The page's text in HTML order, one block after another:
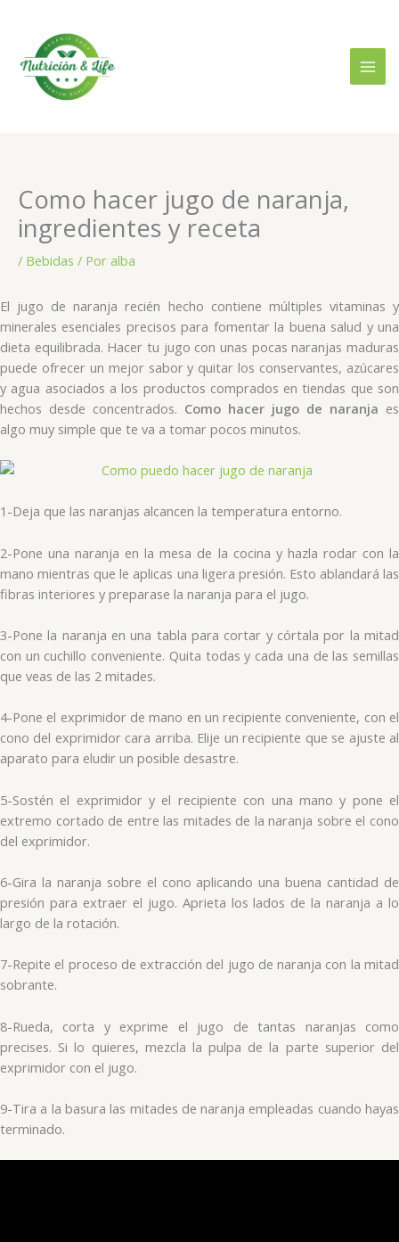
contenido
Como hacer jugo de naranja,
ingredientes y receta
/ Bebidas / Por alba
El jugo de naranja recién hecho contiene múltiples vitaminas y
minerales esenciales precisos para fomentar la buena salud y una
dieta equilibrada. Hacer tu jugo con unas pocas naranjas maduras
puede ofrecer un mejor sabor y quitar los conservantes, azúcares
y agua asociados a los productos comprados en tiendas que son
hechos desde concentrados. Como hacer jugo de naranja es
algo muy simple que te va a tomar pocos minutos.
1-Deja que las naranjas alcancen la temperatura entorno.
2-Pone una naranja en la mesa de la cocina y hazla rodar con la
mano mientras que le aplicas una ligera presión. Esto ablandará las
fibras interiores y preparase la naranja para el jugo.
3-Pone la naranja en una tabla para cortar y córtala por la mitad
con un cuchillo conveniente. Quita todas y cada una de las semillas
que veas de las 2 mitades.
4-Pone el exprimidor de mano en un recipiente conveniente, con el
cono del exprimidor cara arriba. Elije un recipiente que se ajuste al
aparato para eludir un posible desastre.
5-Sostén el exprimidor y el recipiente con una mano y pone el
extremo cortado de entre las mitades de la naranja sobre el cono
del exprimidor.
6-Gira la naranja sobre el cono aplicando una buena cantidad de
presión para extraer el jugo. Aprieta los lados de la naranja a lo
largo de la rotación.
7-Repite el proceso de extracción del jugo de naranja con la mitad
sobrante.
8-Rueda, corta y exprime el jugo de tantas naranjas como
precises. Si lo quieres, mezcla la pulpa de la parte superior del
exprimidor con el jugo.
9-Tira a la basura las mitades de naranja empleadas cuando hayas
terminado.